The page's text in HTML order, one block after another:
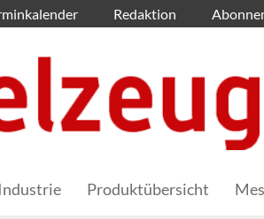
Redaktion
Industrie Produktübersicht